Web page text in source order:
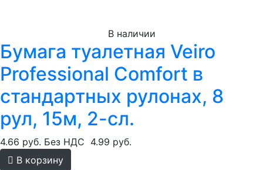
В наличии
Бумага туалетная Veiro
Professional Comfort в
стандартных рулонах, 8
рул, 15м, 2-сл.
4.66 руб. Без НДС 4.99 руб.
В корзину